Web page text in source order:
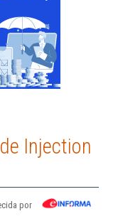
Injection
por